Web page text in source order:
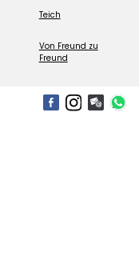
Teich
Von Freund zu
Freund